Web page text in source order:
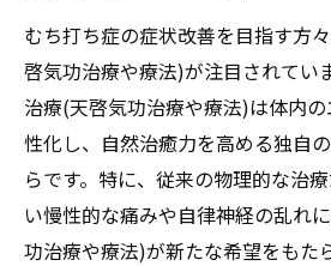
体験
遠隔気功治療(天啓気功
功治療や療法で活性化す
天啓気功治療や療法で活
ニー覚醒体験の具体的な
むち打ち症の症状改善を目指す方
啓気功治療や療法)が注目されてい
治療(天啓気功治療や療法)は体内
性化し、自然治癒力を高める独自
らです。特に、従来の物理的な治
い慢性的な痛みや自律神経の乱れ
功治療や療法)が新たな希望をもた